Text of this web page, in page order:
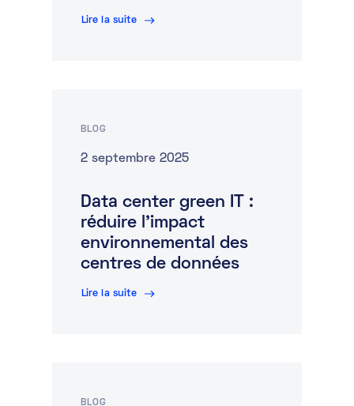
Lire la suite
BLOG
2 septembre 2025
Data center green IT :
réduire l’impact
environnemental des
centres de données
Lire la suite
BLOG